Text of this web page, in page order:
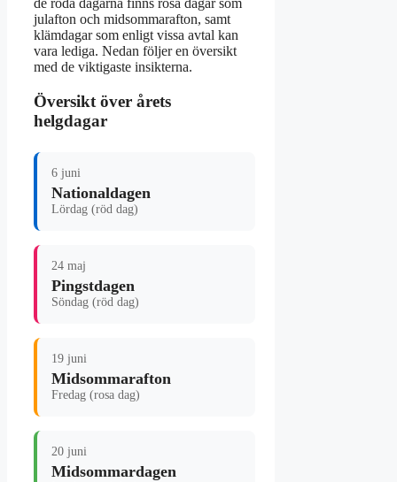
de röda dagarna finns rosa dagar som
julafton och midsommarafton, samt
klämdagar som enligt vissa avtal kan
vara lediga. Nedan följer en översikt
med de viktigaste insikterna.
Översikt över årets
helgdagar
6 juni
Nationaldagen
Lördag (röd dag)
24 maj
Pingstdagen
Söndag (röd dag)
19 juni
Midsommarafton
Fredag (rosa dag)
20 juni
Midsommardagen